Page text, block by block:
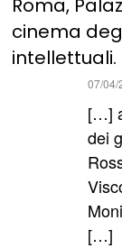
Roma,
cinema
intellettuali.
07/04/
[…]
dei
[…]